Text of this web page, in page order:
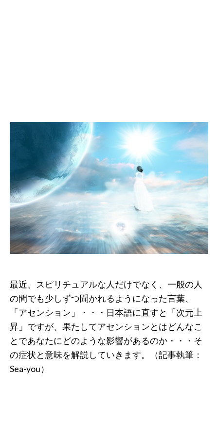
最近、スピリチュアルな人だけでなく、一般の人
の間でも少しずつ聞かれるようになった言葉、
「アセンション」・・・日本語に直すと「次元上
昇」ですが、果たしてアセンションとはどんなこ
とであなたにどのような影響があるのか・・・そ
の症状と意味を解説していきます。（記事執筆：
Sea-you）